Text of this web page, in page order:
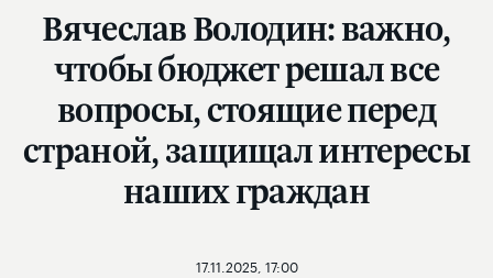
Вячеслав Володин: важно,
чтобы бюджет решал все
вопросы, стоящие перед
страной, защищал интересы
наших граждан
17.11.2025, 17:00